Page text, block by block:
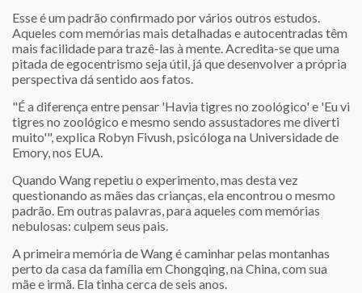
Esse é um padrão confirmado por vários outros estudos.
Aqueles com memórias mais detalhadas e autocentradas têm
mais facilidade para trazê-las à mente. Acredita-se que uma
pitada de egocentrismo seja útil, já que desenvolver a própria
perspectiva dá sentido aos fatos.
"É a diferença entre pensar 'Havia tigres no zoológico' e 'Eu vi
tigres no zoológico e mesmo sendo assustadores me diverti
muito'", explica Robyn Fivush, psicóloga na Universidade de
Emory, nos EUA.
Quando Wang repetiu o experimento, mas desta vez
questionando as mães das crianças, ela encontrou o mesmo
padrão. Em outras palavras, para aqueles com memórias
nebulosas: culpem seus pais.
A primeira memória de Wang é caminhar pelas montanhas
perto da casa da família em Chongqing, na China, com sua
mãe e irmã. Ela tinha cerca de seis anos.